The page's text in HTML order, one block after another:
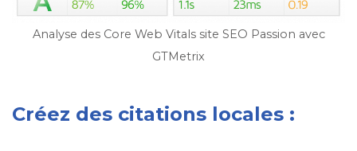
Analyse des Core Web Vitals site SEO Passion avec
GTMetrix
Créez des citations locales :